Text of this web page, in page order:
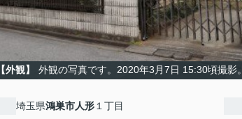
【外観】 外観の写真です。2020年3月7日 15:30頃撮影。
埼玉県鴻巣市人形 １丁目